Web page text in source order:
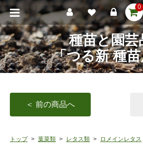
0
種苗と園芸
「つる新 種
＜ 前の商品へ
トップ 葉菜類 レタス類 ロメインレタス